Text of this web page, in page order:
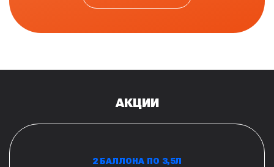
АКЦИИ
2 БАЛЛОНА ПО 3,5Л